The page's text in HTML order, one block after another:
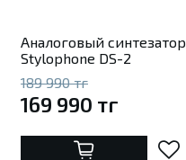
Аналоговый синтезатор
Stylophone DS-2
189 990 тг
169 990 тг